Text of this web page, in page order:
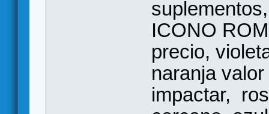
ICONO
precio,
naranja
impactar,